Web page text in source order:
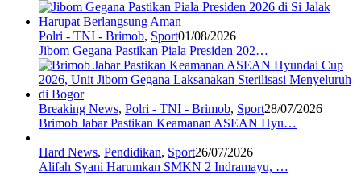
Polri - TNI - Brimob, Sport01/08/2026
Jibom Gegana Pastikan Piala Presiden 202…
Breaking News, Polri - TNI - Brimob, Sport28/07/2026
Brimob Jabar Pastikan Keamanan ASEAN Hyu…
Hard News, Pendidikan, Sport26/07/2026
Alifah Syani Harumkan SMKN 2 Indramayu, …